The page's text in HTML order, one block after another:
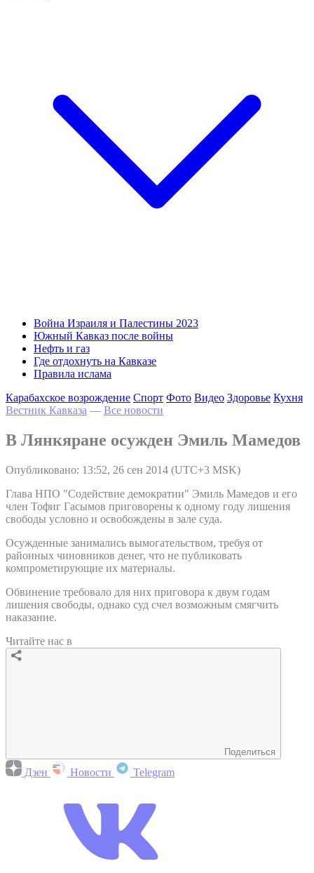
Война Израиля и Палестины 2023
Южный Кавказ после войны
Нефть и газ
Где отдохнуть на Кавказе
Правила ислама
Карабахское возрождение Спорт Фото Видео Здоровье Кухня
Вестник Кавказа — Все новости
В Лянкяране осужден Эмиль Мамедов
Опубликовано: 13:52, 26 сен 2014 (UTC+3 MSK)
Глава НПО "Содействие демократии" Эмиль Мамедов и его
член Тофиг Гасымов приговорены к одному году лишения
свободы условно и освобождены в зале суда.
Осужденные занимались вымогательством, требуя от
районных чиновников денег, что не публиковать
компрометирующие их материалы.
Обвинение требовало для них приговора к двум годам
лишения свободы, однако суд счел возможным смягчить
наказание.
Читайте нас в
Поделиться
Дзен Новости Telegram